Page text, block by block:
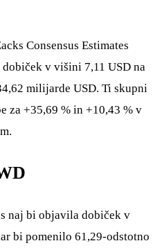
Consensus Estimates
v višini 7,11 USD na
milijarde USD. Ti skupni
za +35,69 % in +10,43 % v
naj bi objavila dobiček v
bi pomenilo 61,29-odstotno